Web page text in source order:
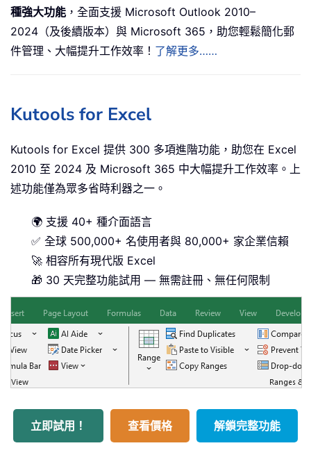
種強大功能 ，全面支援 Microsoft Outlook 2010–
2024（及後續版本）與 Microsoft 365，助您輕鬆簡化郵
件管理、大幅提升工作效率！ 了解更多……
Kutools for Excel
Kutools for Excel 提供 300 多項進階功能，助您在 Excel
2010 至 2024 及 Microsoft 365 中大幅提升工作效率。上
述功能僅為眾多省時利器之一。
🌍 支援 40+ 種介面語言
✅ 全球 500,000+ 名使用者與 80,000+ 家企業信賴
🚀 相容所有現代版 Excel
🎁 30 天完整功能試用 — 無需註冊、無任何限制
立即試用！ 查看價格 解鎖完整功能